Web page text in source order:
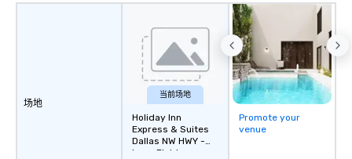
场地
当前场地
Holiday Inn
Express & Suites
Dallas NW HWY -
Love Field
Promote your
venue